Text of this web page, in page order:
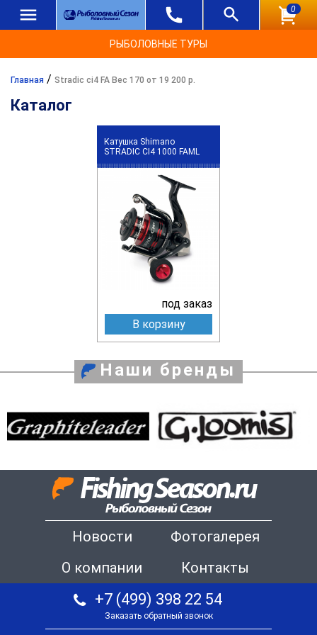
0
РЫБОЛОВНЫЕ ТУРЫ
Главная / Stradic ci4 FA Вес 170 от 19 200 р.
Каталог
Катушка Shimano
STRADIC CI4 1000 FAML
под заказ
В корзину
Наши бренды
Новости
Фотогалерея
О компании
Контакты
+7 (499) 398 22 54
Заказать обратный звонок